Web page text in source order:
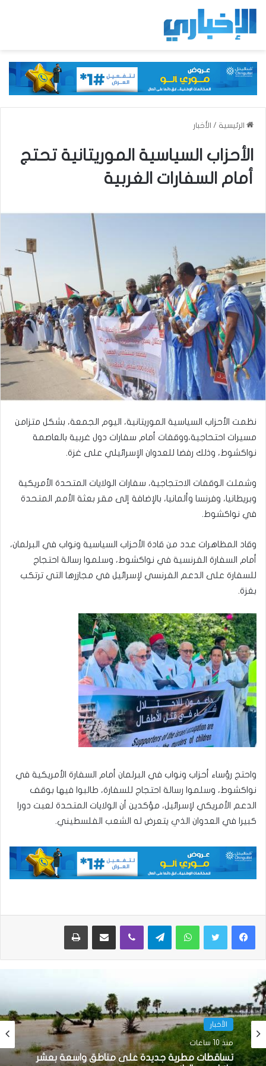
الرئيسية / الأخبار
الأحزاب السياسية الموريتانية تحتج
أمام السفارات الغربية
نظمت الأحزاب السياسية الموريتانية، اليوم الجمعة، بشكل متزامن
مسيرات احتحاجية،ووقفات أمام سفارات دول غربية بالعاصمة
نواكشوط، وذلك رفضا للعدوان الإسرائيلي على غزة.
وشملت الوقفات الاحتجاجية، سفارات الولايات المتحدة الأمريكية
وبريطانيا، وفرنسا وألمانيا، بالإضافة إلى مقر بعثة الأمم المتحدة
في نواكشوط.
وقاد المظاهرات عدد من قادة الأحزاب السياسية ونواب في البرلمان،
أمام السفارة الفرنسية في نواكشوط، وسلموا رسالة احتجاج
للسفارة على الدعم الفرنسي لإسرائيل في مجازرها التي ترتكب
بغزة.
واحتج رؤساء أحزاب ونواب في البرلمان أمام السفارة الأمريكية في
نواكشوط، وسلموا رسالة احتجاج للسفارة، طالبوا فيها بوقف
الدعم الأمريكي لإسرائيل، مؤكدين أن الولايات المتحدة لعبت دورا
كبيرا في العدوان الذي يتعرض له الشعب الفلسطيني.
واتساب تيلقرام ڤايبر مشاركة عبر البريد طباعة
الأخبار
منذ 10 ساعات
الأخبار
منذ 18 ساعة